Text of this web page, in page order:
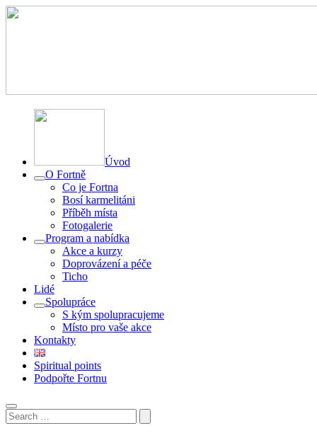
Úvod
O Fortně
Co je Fortna
Bosí karmelitáni
Příběh místa
Fotogalerie
Program a nabídka
Akce a kurzy
Doprovázení a péče
Ticho
Lidé
Spolupráce
S kým spolupracujeme
Místo pro vaše akce
Kontakty
Spiritual points
Podpořte Fortnu